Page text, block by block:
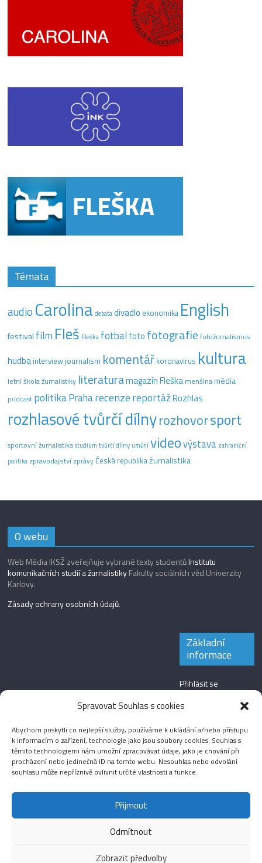
Spravovat Souhlas s cookies
Abychom poskytli co nejlepší služby, používáme k ukládání a/nebo přístupu
k informacím o zařízení, technologie jako jsou soubory cookies. Souhlas s
těmito technologiemi nám umožní zpracovávat údaje, jako je chování při
procházení nebo jedinečná ID na tomto webu. Nesouhlas nebo odvolání
souhlasu může nepříznivě ovlivnit určité vlastnosti a funkce.
Přijmout
Odmítnout
Zobrazit předvolby
Témata
audio Carolina debata divadlo ekonomika English
festival film Fleš Fleška fotbal foto fotografie fotožurnalismus
hudba interview journalism komentář koronavirus kultura
letní škola žurnalistiky literaturamagazín Fleška menšinamédia
podcast politikaPraharecenzereportážRozhlas
rozhlasové tvůrčí dílnyrozhovorsport
sportovní žurnalistika studium tvůrčí dílny uměnívideovýstava zahraniční
politika zpravodajstvízprávyČeská republikažurnalistika
O webu
Web Média IKSŽ zveřejňuje vybrané texty studentůInstitutu
komunikačních studií a žurnalistikyFakulty sociálních věd Univerzity
Karlovy.
Zásady ochrany osobních údajů.
Základní
informace
Přihlásit se
Zdroj kanálů
Kanál komentářů
Česká lokalizace
Fotografie Audio
Copyright © 2026Média IKSŽ. All rights reserved.